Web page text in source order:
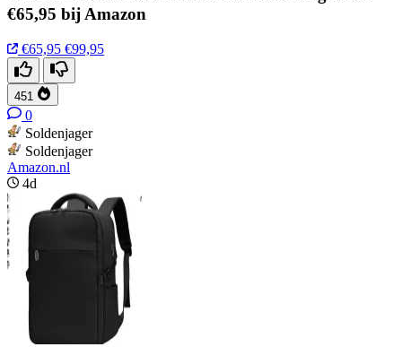
€65,95 bij Amazon
€65,95 €99,95
451
0
Soldenjager
Soldenjager
Amazon.nl
4d